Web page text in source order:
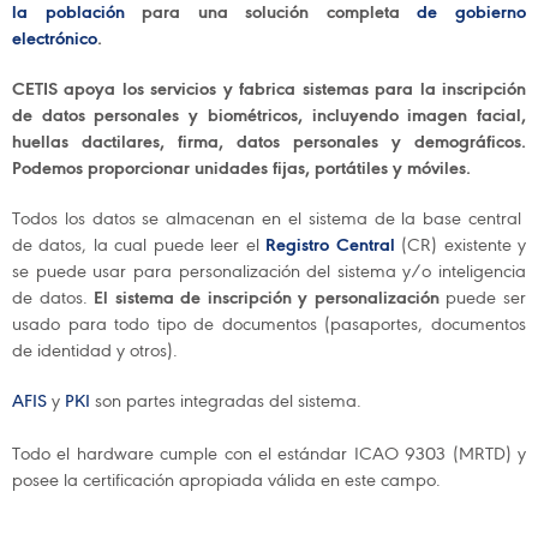
la poblaciónpara una solución completade gobierno
electrónico.
CETIS apoya los servicios y fabrica sistemas para la inscripción
de datos personales y biométricos, incluyendo imagen facial,
huellas dactilares, firma, datos personales y demográficos.
Podemos proporcionar unidades fijas, portátiles y móviles.
Todos los datos se almacenan en el sistema de la base central
de datos, la cual puede leer el Registro Central (CR) existente y
se puede usar para personalización del sistema y/o inteligencia
de datos. El sistema de inscripción y personalizaciónpuede ser
usado para todo tipo de documentos (pasaportes, documentos
de identidad y otros).
AFIS y PKI son partes integradas del sistema.
Todo el hardware cumple con el estándar ICAO 9303 (MRTD) y
posee la certificación apropiada válida en este campo.